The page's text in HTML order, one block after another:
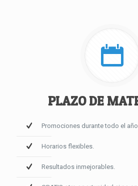
PLAZO DE
Promociones durante todo el
Horarios flexibles.
Resultados inmejorables.